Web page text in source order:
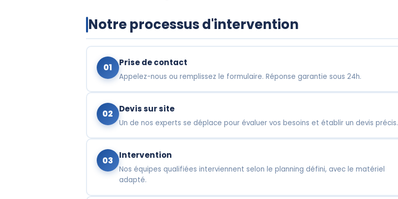
Notre processus d'intervention
01 Prise de contact
Appelez-nous ou remplissez le formulaire. Réponse garantie sous 24h.
02 Devis sur site
Un de nos experts se déplace pour évaluer vos besoins et établir un devis précis.
03 Intervention
Nos équipes qualifiées interviennent selon le planning défini, avec le matériel
adapté.